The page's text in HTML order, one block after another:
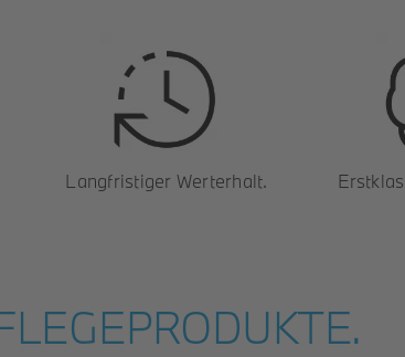
Langfristiger Werterhalt.